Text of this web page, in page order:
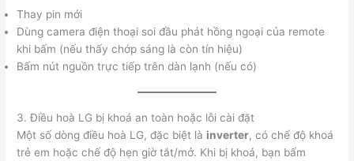
Thay pin mới
Dùng camera điện thoại soi đầu phát hồng ngoại của remote
khi bấm (nếu thấy chớp sáng là còn tín hiệu)
Bấm nút nguồn trực tiếp trên dàn lạnh (nếu có)
3. Điều hoà LG bị khoá an toàn hoặc lỗi cài đặt
Một số dòng điều hoà LG, đặc biệt là inverter, có chế độ khoá
trẻ em hoặc chế độ hẹn giờ tắt/mở. Khi bị khoá, bạn bấm